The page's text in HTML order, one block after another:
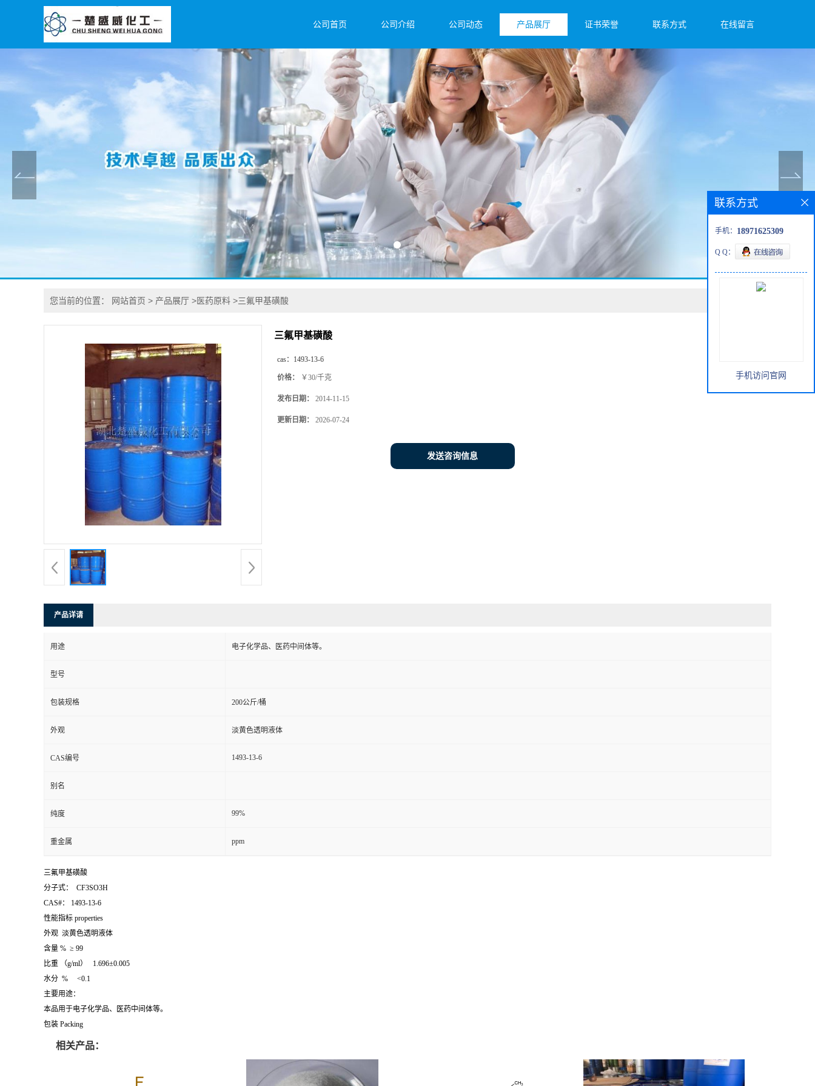
公司首页 公司介绍 公司动态 产品展厅 证书荣誉 联系方式 在线留言
您当前的位置： 网站首页 > 产品展厅 >医药原料 >三氟甲基磺酸
三氟甲基磺酸
cas： 1493-13-6
价格： ￥30/千克
发布日期： 2014-11-15
更新日期： 2026-07-24
发送咨询信息
产品详请
用途 电子化学品、医药中间体等。
型号
包装规格 200公斤/桶
外观 淡黄色透明液体
CAS编号 1493-13-6
别名
纯度 99%
重金属 ppm
三氟甲基磺酸
分子式： CF3SO3H
CAS#： 1493-13-6
性能指标 properties
外观 淡黄色透明液体
含量 % ≥ 99
比重 （g/ml） 1.696±0.005
水分 % <0.1
主要用途：
本品用于电子化学品、医药中间体等。
包装 Packing
相关产品：
联系方式
手机： 18971625309
Q Q：
手机访问官网